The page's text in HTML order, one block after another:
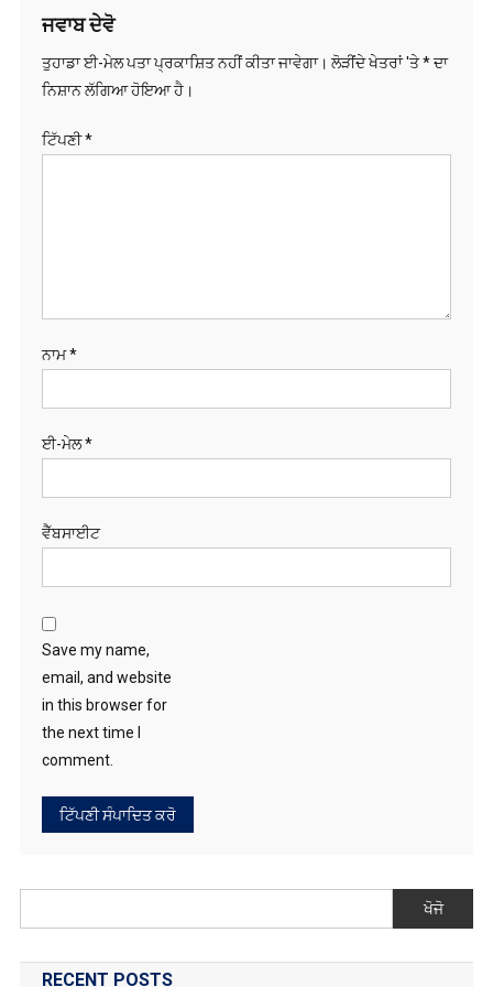
ਜਵਾਬ ਦੇਵੋ
ਤੁਹਾਡਾ ਈ-ਮੇਲ ਪਤਾ ਪ੍ਰਕਾਸ਼ਿਤ ਨਹੀਂ ਕੀਤਾ ਜਾਵੇਗਾ। ਲੋੜੀਂਦੇ ਖੇਤਰਾਂ 'ਤੇ*ਦਾ
ਨਿਸ਼ਾਨ ਲੱਗਿਆ ਹੋਇਆ ਹੈ।
ਟਿੱਪਣੀ*
ਨਾਮ*
ਈ-ਮੇਲ*
ਵੈੱਬਸਾਈਟ
Save my name,
email, and website
in this browser for
the next time I
comment.
ਖੋਜੋ
RECENT POSTS